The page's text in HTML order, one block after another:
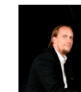
Gewinnspiele